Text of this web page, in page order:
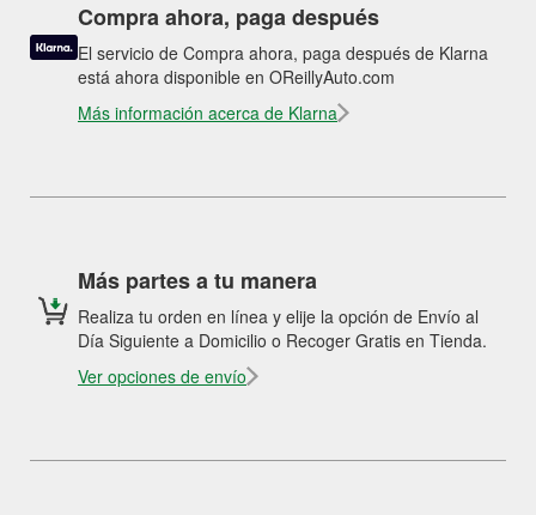
Compra ahora, paga después
El servicio de Compra ahora, paga después de Klarna
está ahora disponible en OReillyAuto.com
Más información acerca de Klarna
Más partes a tu manera
Realiza tu orden en línea y elije la opción de Envío al
Día Siguiente a Domicilio o Recoger Gratis en Tienda.
Ver opciones de envío